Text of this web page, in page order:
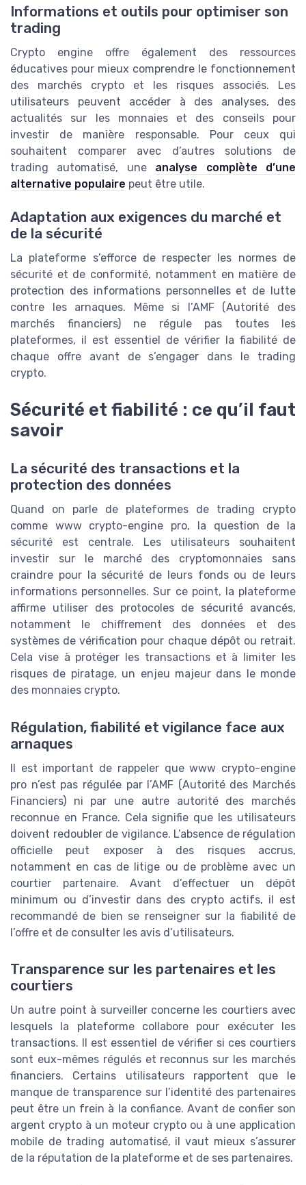
Informations et outils pour optimiser son
trading
Crypto engine offre également des ressources
éducatives pour mieux comprendre le fonctionnement
des marchés crypto et les risques associés. Les
utilisateurs peuvent accéder à des analyses, des
actualités sur les monnaies et des conseils pour
investir de manière responsable. Pour ceux qui
souhaitent comparer avec d’autres solutions de
trading automatisé, une analyse complète d’une
alternative populaire peut être utile.
Adaptation aux exigences du marché et
de la sécurité
La plateforme s’efforce de respecter les normes de
sécurité et de conformité, notamment en matière de
protection des informations personnelles et de lutte
contre les arnaques. Même si l’AMF (Autorité des
marchés financiers) ne régule pas toutes les
plateformes, il est essentiel de vérifier la fiabilité de
chaque offre avant de s’engager dans le trading
crypto.
Sécurité et fiabilité : ce qu’il faut
savoir
La sécurité des transactions et la
protection des données
Quand on parle de plateformes de trading crypto
comme www crypto-engine pro, la question de la
sécurité est centrale. Les utilisateurs souhaitent
investir sur le marché des cryptomonnaies sans
craindre pour la sécurité de leurs fonds ou de leurs
informations personnelles. Sur ce point, la plateforme
affirme utiliser des protocoles de sécurité avancés,
notamment le chiffrement des données et des
systèmes de vérification pour chaque dépôt ou retrait.
Cela vise à protéger les transactions et à limiter les
risques de piratage, un enjeu majeur dans le monde
des monnaies crypto.
Régulation, fiabilité et vigilance face aux
arnaques
Il est important de rappeler que www crypto-engine
pro n’est pas régulée par l’AMF (Autorité des Marchés
Financiers) ni par une autre autorité des marchés
reconnue en France. Cela signifie que les utilisateurs
doivent redoubler de vigilance. L’absence de régulation
officielle peut exposer à des risques accrus,
notamment en cas de litige ou de problème avec un
courtier partenaire. Avant d’effectuer un dépôt
minimum ou d’investir dans des crypto actifs, il est
recommandé de bien se renseigner sur la fiabilité de
l’offre et de consulter les avis d’utilisateurs.
Transparence sur les partenaires et les
courtiers
Un autre point à surveiller concerne les courtiers avec
lesquels la plateforme collabore pour exécuter les
transactions. Il est essentiel de vérifier si ces courtiers
sont eux-mêmes régulés et reconnus sur les marchés
financiers. Certains utilisateurs rapportent que le
manque de transparence sur l’identité des partenaires
peut être un frein à la confiance. Avant de confier son
argent crypto à un moteur crypto ou à une application
mobile de trading automatisé, il vaut mieux s’assurer
de la réputation de la plateforme et de ses partenaires.